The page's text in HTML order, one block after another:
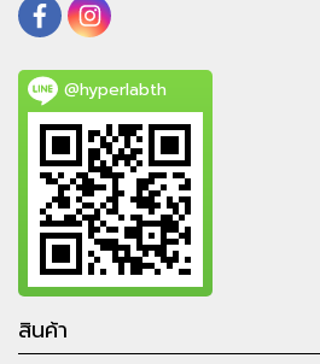
@hyperlabth
สินค้า